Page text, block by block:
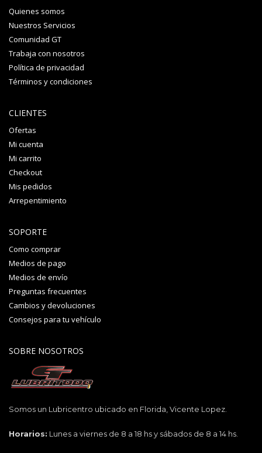
Quienes somos
Nuestros Servicios
Comunidad GT
Trabaja con nosotros
Política de privacidad
Términos y condiciones
CLIENTES
Ofertas
Mi cuenta
Mi carrito
Checkout
Mis pedidos
Arrepentimiento
SOPORTE
Como comprar
Medios de pago
Medios de envío
Preguntas frecuentes
Cambios y devoluciones
Consejos para tu vehículo
SOBRE NOSOTROS
Somos un Lubricentro ubicado en Florida, Vicente Lopez.
Horarios: Lunes a viernes de 8 a 18 hs y sábados de 8 a 14 hs.